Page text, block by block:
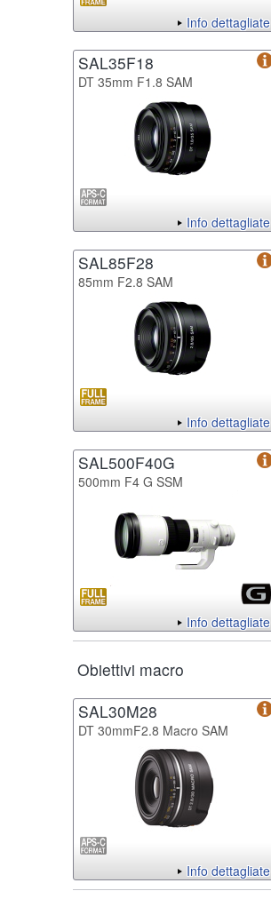
Info dettagliate
SAL35F18
DT 35mm F1.8 SAM
Info dettagliate
SAL85F28
85mm F2.8 SAM
Info dettagliate
SAL500F40G
500mm F4 G SSM
Info dettagliate
Obiettivi macro
SAL30M28
DT 30mmF2.8 Macro SAM
Info dettagliate